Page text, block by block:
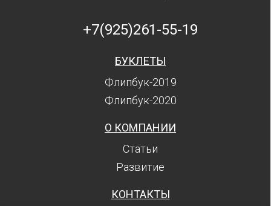
+7(925)261-55-19
БУКЛЕТЫ
Флипбук-2019
Флипбук-2020
О КОМПАНИИ
Статьи
Развитие
КОНТАКТЫ